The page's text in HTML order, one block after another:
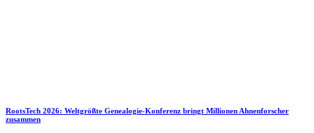
RootsTech 2026: Weltgrößte Genealogie-Konferenz bringt Millionen Ahnenforscher
zusammen